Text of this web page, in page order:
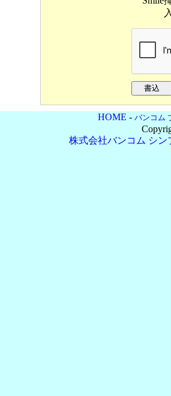
HOME - バンコム
株式会社バンコム シン